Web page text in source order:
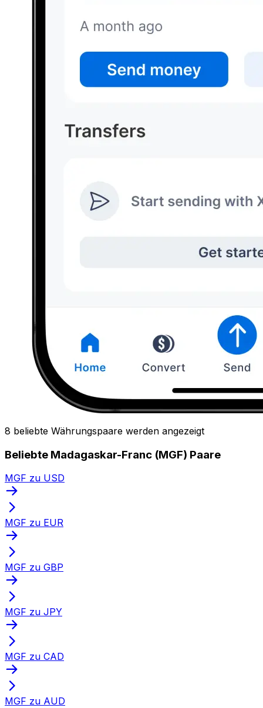
8 beliebte Währungspaare werden angezeigt
Beliebte Madagaskar-Franc (MGF) Paare
MGF zu USD
MGF zu EUR
MGF zu GBP
MGF zu JPY
MGF zu CAD
MGF zu AUD